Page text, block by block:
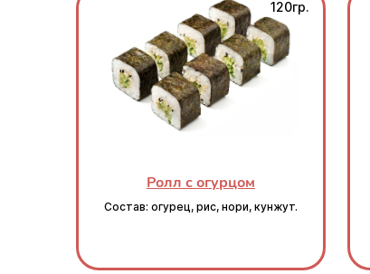
120гр.
Ролл с огурцом
Состав: огурец, рис, нори, кунжут.